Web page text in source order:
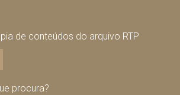
de conteúdos do arquivo RTP
procura?